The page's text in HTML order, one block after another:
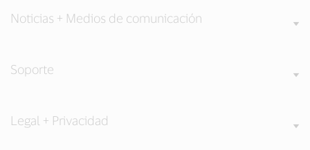
Noticias + Medios de comunicación
Soporte
Legal + Privacidad